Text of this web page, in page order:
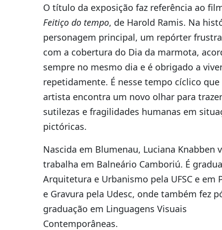
O título da exposição faz referência ao
Feitiço do tempo, de Harold Ramis. Na
personagem principal, um repórter
com a cobertura do Dia da marmota,
sempre no mesmo dia e é obrigado a
repetidamente. É nesse tempo cíclico que
artista encontra um novo olhar para
sutilezas e fragilidades humanas em
pictóricas.
Nascida em Blumenau, Luciana Knabben
trabalha em Balneário Camboriú. É
Arquitetura e Urbanismo pela UFSC e em
e Gravura pela Udesc, onde também fez
graduação em Linguagens Visuais
Contemporâneas.